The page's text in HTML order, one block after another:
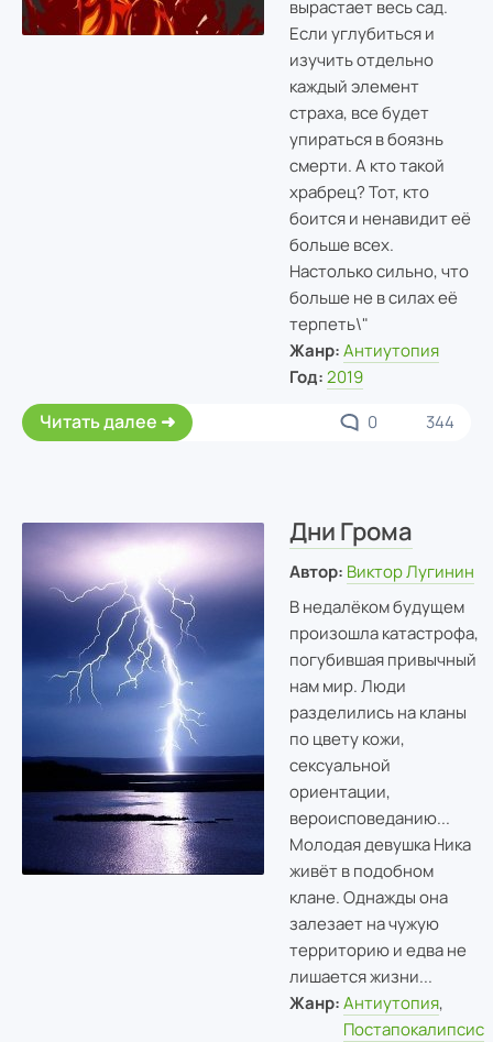
вырастает весь сад.
Если углубиться и
изучить отдельно
каждый элемент
страха, все будет
упираться в боязнь
смерти. А кто такой
храбрец? Тот, кто
боится и ненавидит её
больше всех.
Настолько сильно, что
больше не в силах её
терпеть\"
Жанр: Антиутопия
Год: 2019
Читать далее 0 344
Дни Грома
Автор: Виктор Лугинин
В недалёком будущем
произошла катастрофа,
погубившая привычный
нам мир. Люди
разделились на кланы
по цвету кожи,
сексуальной
ориентации,
вероисповеданию...
Молодая девушка Ника
живёт в подобном
клане. Однажды она
залезает на чужую
территорию и едва не
лишается жизни...
Жанр: Антиутопия,
Постапокалипсис